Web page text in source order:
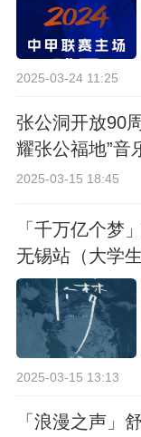
2025-03-24 11:25
张公洞开放90
耀张公福地”音
2025-03-15 18:45
「千万亿个梦
无锡站（大学
2025-03-15 13:13
「浪漫之声」